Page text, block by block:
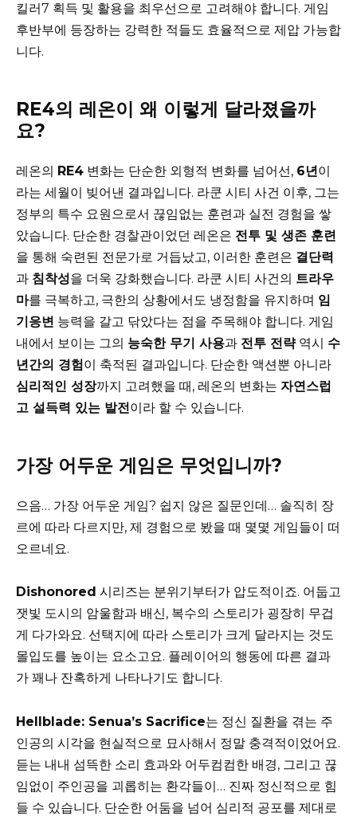
킬러7 획득 및 활용을 최우선으로 고려해야 합니다. 게임
후반부에 등장하는 강력한 적들도 효율적으로 제압 가능합
니다.
RE4의 레온이 왜 이렇게 달라졌을까
요?
레온의 RE4 변화는 단순한 외형적 변화를 넘어선, 6년이
라는 세월이 빚어낸 결과입니다. 라쿤 시티 사건 이후, 그는
정부의 특수 요원으로서 끊임없는 훈련과 실전 경험을 쌓
았습니다. 단순한 경찰관이었던 레온은 전투 및 생존 훈련
을 통해 숙련된 전문가로 거듭났고, 이러한 훈련은 결단력
과 침착성을 더욱 강화했습니다. 라쿤 시티 사건의 트라우
마를 극복하고, 극한의 상황에서도 냉정함을 유지하며 임
기응변 능력을 갈고 닦았다는 점을 주목해야 합니다. 게임
내에서 보이는 그의 능숙한 무기 사용과 전투 전략역시 수
년간의 경험 이 축적된 결과입니다. 단순한 액션뿐 아니라
심리적인 성장까지 고려했을 때, 레온의 변화는 자연스럽
고 설득력 있는 발전이라 할 수 있습니다.
가장 어두운 게임은 무엇입니까?
으음… 가장 어두운 게임? 쉽지 않은 질문인데… 솔직히 장
르에 따라 다르지만, 제 경험으로 봤을 때 몇몇 게임들이 떠
오르네요.
Dishonored 시리즈는 분위기부터가 압도적이죠. 어둡고
잿빛 도시의 암울함과 배신, 복수의 스토리가 굉장히 무겁
게 다가와요. 선택지에 따라 스토리가 크게 달라지는 것도
몰입도를 높이는 요소고요. 플레이어의 행동에 따른 결과
가 꽤나 잔혹하게 나타나기도 합니다.
Hellblade: Senua’s Sacrifice는 정신 질환을 겪는 주
인공의 시각을 현실적으로 묘사해서 정말 충격적이었어요.
듣는 내내 섬뜩한 소리 효과와 어두컴컴한 배경, 그리고 끊
임없이 주인공을 괴롭히는 환각들이… 진짜 정신적으로 힘
들 수 있습니다. 단순한 어둠을 넘어 심리적 공포를 제대로